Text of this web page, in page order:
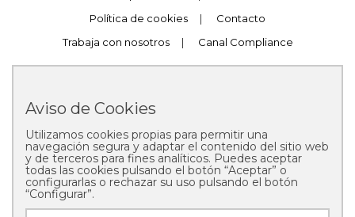
Política de cookies
|
Contacto
Trabaja con nosotros
| Canal Compliance
Copyright © 2025 Pastelería Mallorca
Aviso de Cookies
Utilizamos cookies propias para permitir una
navegación segura y adaptar el contenido del sitio web
y de terceros para fines analíticos. Puedes aceptar
todas las cookies pulsando el botón “Aceptar” o
configurarlas o rechazar su uso pulsando el botón
“Configurar”.